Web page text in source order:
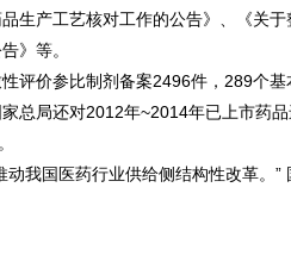
生产工艺核对工作的公告》、《关于
》等。
价参比制剂备案2496件，289个基
总局还对2012年~2014年已上市药
我国医药行业供给侧结构性改革。”